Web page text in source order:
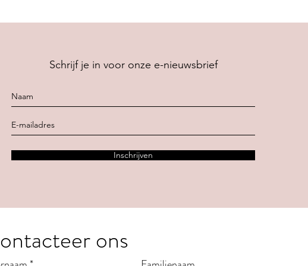
Schrijf je in voor onze e-nieuwsbrief
Inschrijven
ons